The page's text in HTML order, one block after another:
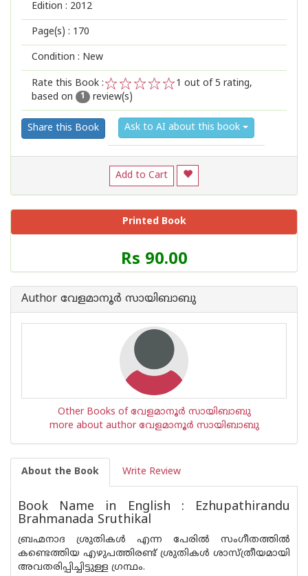
Edition : 2012
Page(s) : 170
Condition : New
Rate this Book :
2
1
1 out of 5 rating,
based on
1 review(s)
Share this Book Ask to AI about this book
Add to Cart
Printed Book
Price
of
Book
Rs 90.00
Author വേളമാനൂര്‍ സായിബാബു
Other Books of വേളമാനൂര്‍ സായിബാബു
more about author വേളമാനൂര്‍ സായിബാബു
About the Book Write Review
Book Name in English : Ezhupathirandu
Brahmanada Sruthikal
ബ്രഹ്മനാദ ശ്രുതികള്‍ എന്ന പേരില്‍ സംഗീതത്തില്‍
കണ്ടെത്തിയ എഴുപത്തിരണ്ട് ശ്രുതികള്‍ ശാസ്ത്രീയമായി
അവതരിപ്പിച്ചിട്ടുള്ള ഗ്രന്ഥം.